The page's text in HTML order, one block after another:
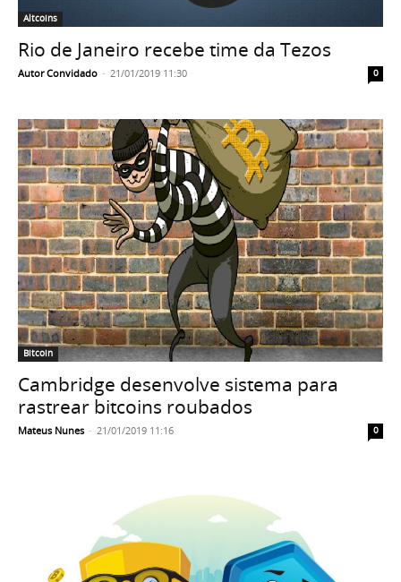
Altcoins
Rio de Janeiro recebe time da Tezos
Autor Convidado - 21/01/2019 11:30 0
Bitcoin
Cambridge desenvolve sistema para
rastrear bitcoins roubados
Mateus Nunes - 21/01/2019 11:16 0